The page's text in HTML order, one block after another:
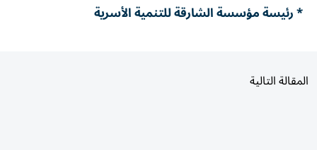
* رئيسة مؤسسة الشارقة للتنمية الأسرية
المقالة التالية